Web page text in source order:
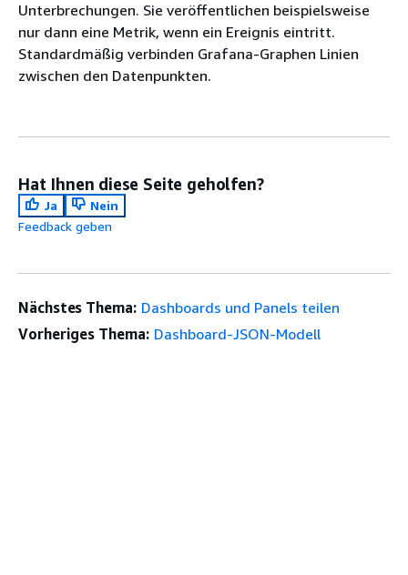
Unterbrechungen. Sie veröffentlichen beispielsweise
nur dann eine Metrik, wenn ein Ereignis eintritt.
Standardmäßig verbinden Grafana-Graphen Linien
zwischen den Datenpunkten.
Hat Ihnen diese Seite geholfen?
Ja
Nein
Feedback geben
Nächstes Thema: Dashboards und Panels teilen
Vorheriges Thema: Dashboard-JSON-Modell